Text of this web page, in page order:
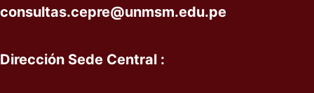
consultas.cepre@unmsm.edu.pe
Dirección Sede Central :